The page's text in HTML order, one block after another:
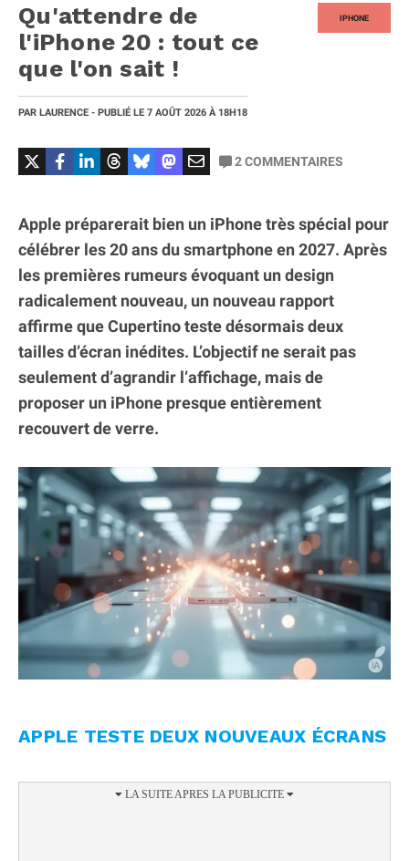
IPHONE
Qu'attendre de
l'iPhone 20 : tout ce
que l'on sait !
PAR LAURENCE - PUBLIÉ LE 7 AOÛT 2026 À 18H18
2COMMENTAIRES
Apple préparerait bien un iPhone très spécial pour
célébrer les 20 ans du smartphone en 2027. Après
les premières rumeurs évoquant un design
radicalement nouveau, un nouveau rapport
affirme que Cupertino teste désormais deux
tailles d’écran inédites. L’objectif ne serait pas
seulement d’agrandir l’affichage, mais de
proposer un iPhone presque entièrement
recouvert de verre.
APPLE TESTE DEUX NOUVEAUX ÉCRANS